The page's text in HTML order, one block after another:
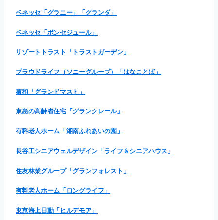
ベネッセ「グラニー」「グランダ」
ベネッセ「ボンセジュール」
リゾートトラスト「トラストガーデン」
プラウドライフ（ソニーグループ）「はなことば」
積和「グランドマスト」
東急の高齢者住宅「グランクレール」
有料老人ホーム「湘南ふれあいの園」
長谷工シニアウェルデザイン「ライフ＆シニアハウス」
住友林業グループ「グランフォレスト」
有料老人ホーム「ロングライフ」
東京海上日動「ヒルデモア」